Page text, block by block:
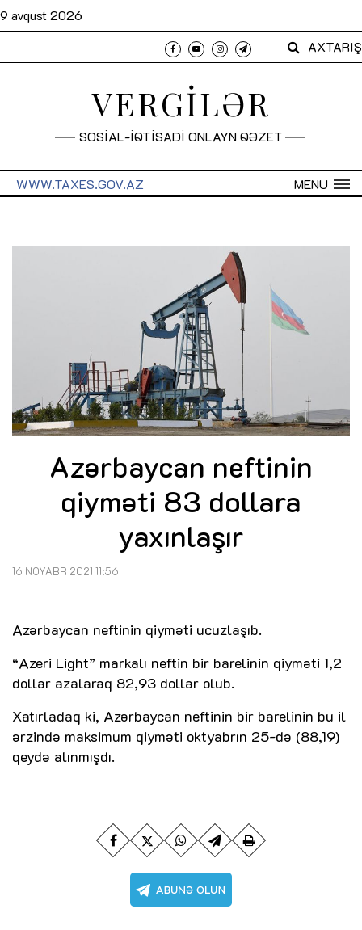
9 avqust 2026
AXTARIŞ
VERGİLƏR
SOSİAL-İQTİSADİ ONLAYN QƏZET
MENU
WWW.TAXES.GOV.AZ
Azərbaycan neftinin
qiyməti 83 dollara
yaxınlaşır
16 NOYABR 2021 11:56
Azərbaycan neftinin qiyməti ucuzlaşıb.
“Azeri Light” markalı neftin bir barelinin qiyməti 1,2
dollar azalaraq 82,93 dollar olub.
Xatırladaq ki, Azərbaycan neftinin bir barelinin bu il
ərzində maksimum qiyməti oktyabrın 25-də (88,19)
qeydə alınmışdı.